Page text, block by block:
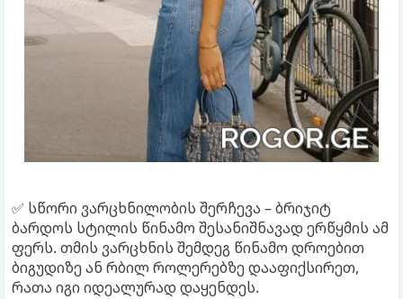
✅ სწორი ვარცხნილობის შერჩევა – ბრიჯიტ
ბარდოს სტილის წინამო შესანიშნავად ერწყმის ამ
ფერს. თმის ვარცხნის შემდეგ წინამო დროებით
ბიგუდიზე ან რბილ როლერებზე დააფიქსირეთ,
რათა იგი იდეალურად დაყენდეს.